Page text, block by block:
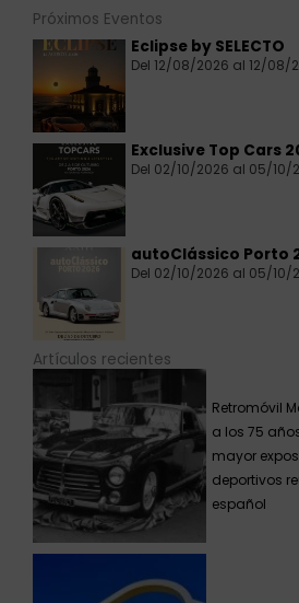
Próximos Eventos
Eclipse by SELECTO
Del 12/08/2026 al 12/08/
Exclusive Top Cars
Del 02/10/2026 al 05/10/
autoClássico Porto
Del 02/10/2026 al 05/10/
Artículos recientes
Retromóvil
a los 75
mayor
deportivos
español